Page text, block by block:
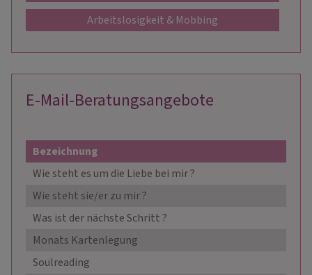
Arbeitslosigkeit & Mobbing
E-Mail-Beratungsangebote
Bezeichnung
Wie steht es um die Liebe bei mir ?
Wie steht sie/er zu mir ?
Was ist der nächste Schritt ?
Monats Kartenlegung
Soulreading